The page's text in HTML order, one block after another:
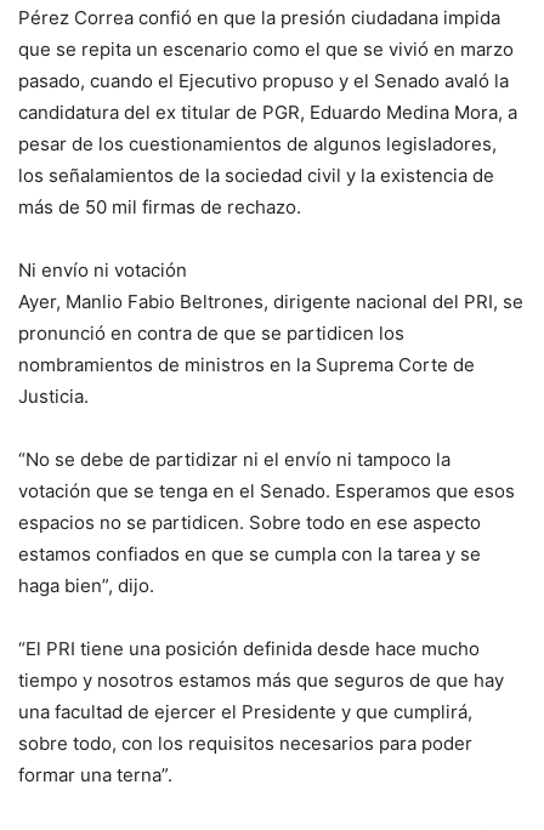
Pérez Correa confió en que la presión ciudadana impida
que se repita un escenario como el que se vivió en marzo
pasado, cuando el Ejecutivo propuso y el Senado avaló la
candidatura del ex titular de PGR, Eduardo Medina Mora, a
pesar de los cuestionamientos de algunos legisladores,
los señalamientos de la sociedad civil y la existencia de
más de 50 mil firmas de rechazo.
Ni envío ni votación
Ayer, Manlio Fabio Beltrones, dirigente nacional del PRI, se
pronunció en contra de que se partidicen los
nombramientos de ministros en la Suprema Corte de
Justicia.
“No se debe de partidizar ni el envío ni tampoco la
votación que se tenga en el Senado. Esperamos que esos
espacios no se partidicen. Sobre todo en ese aspecto
estamos confiados en que se cumpla con la tarea y se
haga bien”, dijo.
“El PRI tiene una posición definida desde hace mucho
tiempo y nosotros estamos más que seguros de que hay
una facultad de ejercer el Presidente y que cumplirá,
sobre todo, con los requisitos necesarios para poder
formar una terna”.